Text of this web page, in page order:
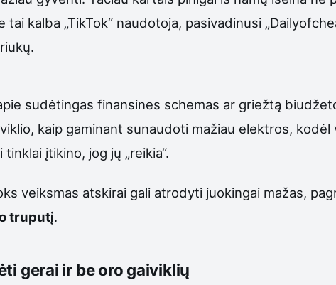
tai kalba „TikTok“ naudotoja, pasivadinusi
sudėtingas finansines schemas ar griežtą
kaip gaminant sunaudoti mažiau elektros,
įtikino, jog jų „reikia“.
veiksmas atskirai gali atrodyti juokingai mažas,
truputį.
gerai ir be oro gaiviklių